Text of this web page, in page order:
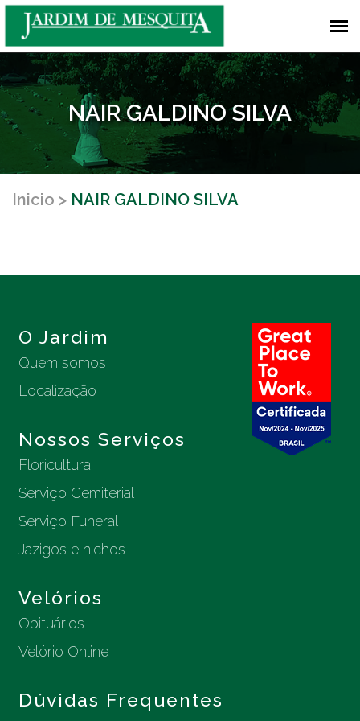
NAIR GALDINO SILVA
Inicio NAIR GALDINO SILVA
O Jardim
Quem somos
Localização
Nossos Serviços
Floricultura
Serviço Cemiterial
Serviço Funeral
Jazigos e nichos
Velórios
Obituários
Velório Online
Dúvidas Frequentes